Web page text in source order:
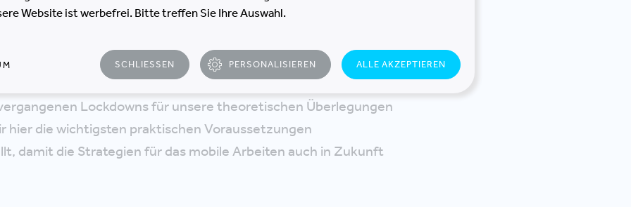
jetzt, nach eineinhalb Jahren Erfahrung mit Homeoffice und Co. das
vor und gehen damit einen Schritt weiter. Während wir die Inputs
Lockdowns für unsere theoretischen Überlegungen
hier die wichtigsten praktischen Voraussetzungen
damit die Strategien für das mobile Arbeiten auch in Zukunft
Website ist werbefrei. Bitte treffen Sie Ihre Auswahl.
SCHLIESSEN PERSONALISIEREN ALLE AKZEPTIEREN